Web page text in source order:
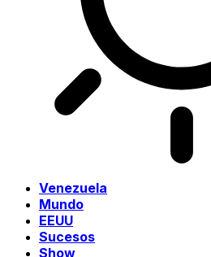
Venezuela
Mundo
EEUU
Sucesos
Show